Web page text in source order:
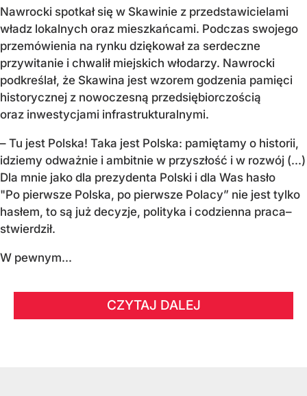
Nawrocki spotkał się w Skawinie z przedstawicielami
władz lokalnych oraz mieszkańcami. Podczas swojego
przemówienia na rynku dziękował za serdeczne
przywitanie i chwalił miejskich włodarzy. Nawrocki
podkreślał, że Skawina jest wzorem godzenia pamięci
historycznej z nowoczesną przedsiębiorczością
oraz inwestycjami infrastrukturalnymi.
– Tu jest Polska! Taka jest Polska: pamiętamy o historii,
idziemy odważnie i ambitnie w przyszłość i w rozwój (...)
Dla mnie jako dla prezydenta Polski i dla Was hasło
"Po pierwsze Polska, po pierwsze Polacy” nie jest tylko
hasłem, to są już decyzje, polityka i codzienna praca–
stwierdził.
W pewnym...
CZYTAJ DALEJ